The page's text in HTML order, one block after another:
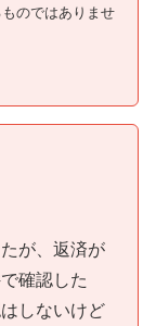
のではありませ
が、返済が
確認した
しないけど